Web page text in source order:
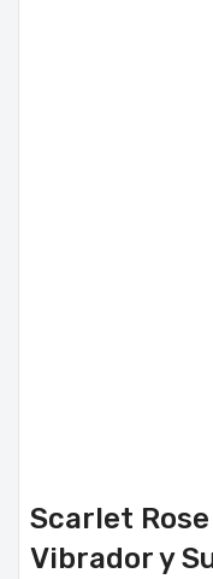
Scarlet
Vibrador y